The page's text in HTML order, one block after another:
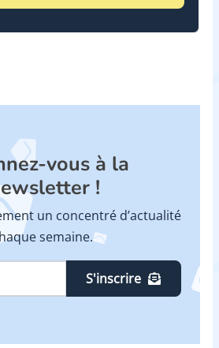
vous à la
!
un concentré d’actualité
semaine.
S'inscrire